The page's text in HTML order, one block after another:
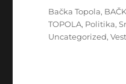
Categories
Bačka Topola,
TOPOLA, Politika,
Uncategorized,